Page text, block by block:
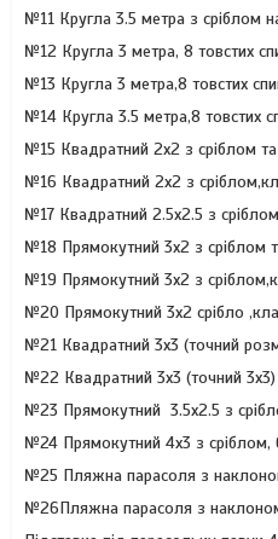
№11 Кругла 3.5 метра з сріблом
№12 Кругла 3 метра, 8 товстих
№13 Кругла 3 метра,8 товстих
№14 Кругла 3.5 метра,8 товстих
№15 Квадратний 2х2 з сріблом
№16 Квадратний 2х2 з
№17 Квадратний 2.5х2.5 з
№18 Прямокутний 3х2 з сріблом
№19 Прямокутний 3х2 з
№20 Прямокутний 3х2 срібло
№21 Квадратний 3х3 (точний
№22 Квадратний 3х3 (точний
№23 Прямокутний 3.5х2.5 з
№24 Прямокутний 4х3 з сріблом,
№25 Пляжна парасоля з
№26Пляжна парасоля з